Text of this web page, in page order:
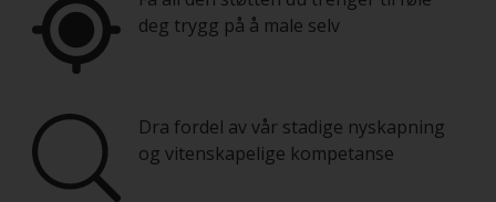
deg trygg på å male selv
Dra fordel av vår stadige nyskapning
og vitenskapelige kompetanse